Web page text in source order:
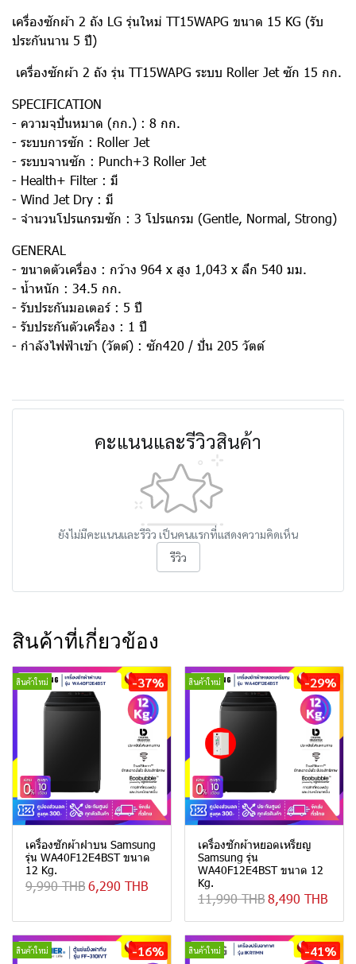
เครื่องซักผ้า 2 ถัง LG รุ่นใหม่ TT15WAPG ขนาด 15 KG (รับ
ประกันนาน 5 ปี)
เครื่องซักผ้า 2 ถัง รุ่น TT15WAPG ระบบ Roller Jet ซัก 15 กก.
SPECIFICATION
- ความจุปั่นหมาด (กก.) : 8 กก.
- ระบบการซัก : Roller Jet
- ระบบจานซัก : Punch+3 Roller Jet
- Health+ Filter : มี
- Wind Jet Dry : มี
- จำนวนโปรแกรมซัก : 3 โปรแกรม (Gentle, Normal, Strong)
GENERAL
- ขนาดตัวเครื่อง : กว้าง 964 x สูง 1,043 x ลึก 540 มม.
- น้ำหนัก : 34.5 กก.
- รับประกันมอเตอร์ : 5 ปี
- รับประกันตัวเครื่อง : 1 ปี
- กำลังไฟฟ้าเข้า (วัตต์) : ซัก420 / ปั่น 205 วัตต์
คะแนนและรีวิวสินค้า
ยังไม่มีคะแนนและรีวิว เป็นคนแรกที่แสดงความคิดเห็น
รีวิว
สินค้าที่เกี่ยวข้อง
สินค้าใหม่ -37%
เครื่องซักผ้าฝาบน Samsung
รุ่น WA40F12E4BST ขนาด
12 Kg.
9,990 THB6,290 THB
สินค้าใหม่ -29%
เครื่องซักผ้าหยอดเหรียญ
Samsung รุ่น
WA40F12E4BST ขนาด 12
Kg.
11,990 THB8,490 THB
สินค้าใหม่ -16% สินค้าใหม่ -41%